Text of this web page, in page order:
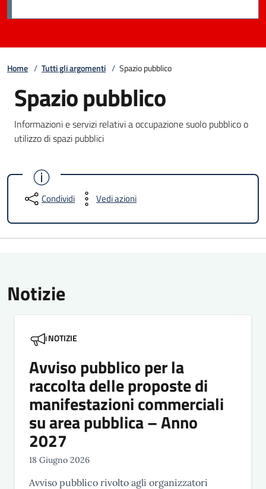
Home / Tutti gli argomenti / Spazio pubblico
Spazio pubblico
Informazioni e servizi relativi a occupazione suolo pubblico o
utilizzo di spazi pubblici
Condividi Vedi azioni
Notizie
NOTIZIE
Avviso pubblico per la
raccolta delle proposte di
manifestazioni commerciali
su area pubblica – Anno
2027
18 Giugno 2026
Avviso pubblico rivolto agli organizzatori